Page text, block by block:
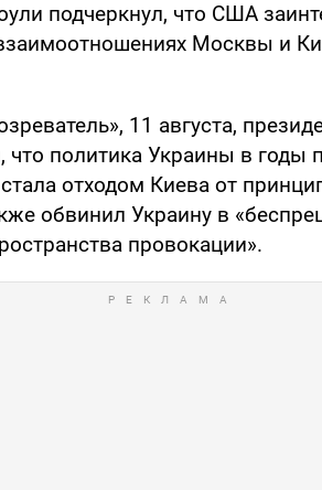
подчеркнул, что США
Москвы и
11 августа,
политика Украины в годы
отходом Киева от
обвинил Украину в
провокации».